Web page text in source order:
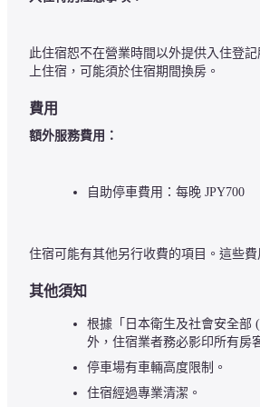
此住宿恕不在營業時間以外提供入住登
上住宿，可能須於住宿期間換房。
費用
額外服務費用：
自助停車費用：每晚 JPY700
住宿可能有其他另行收費的項目。這些
其他須知
根據「日本衛生及社會安全部
外，住宿業者務必影印所有房
停車場有車輛高度限制。
住宿經過專業清潔。